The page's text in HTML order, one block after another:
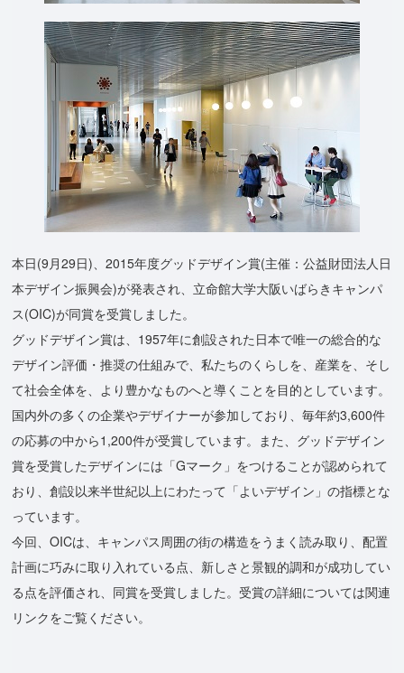
本日(9月29日)、2015年度グッドデザイン賞(主催：公益財団法人日
本デザイン振興会)が発表され、立命館大学大阪いばらきキャンパ
ス(OIC)が同賞を受賞しました。
グッドデザイン賞は、1957年に創設された日本で唯一の総合的な
デザイン評価・推奨の仕組みで、私たちのくらしを、産業を、そし
て社会全体を、より豊かなものへと導くことを目的としています。
国内外の多くの企業やデザイナーが参加しており、毎年約3,600件
の応募の中から1,200件が受賞しています。また、グッドデザイン
賞を受賞したデザインには「Gマーク」をつけることが認められて
おり、創設以来半世紀以上にわたって「よいデザイン」の指標とな
っています。
今回、OICは、キャンパス周囲の街の構造をうまく読み取り、配置
計画に巧みに取り入れている点、新しさと景観的調和が成功してい
る点を評価され、同賞を受賞しました。受賞の詳細については関連
リンクをご覧ください。